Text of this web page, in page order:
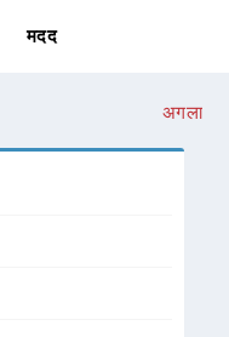
मदद
अगला